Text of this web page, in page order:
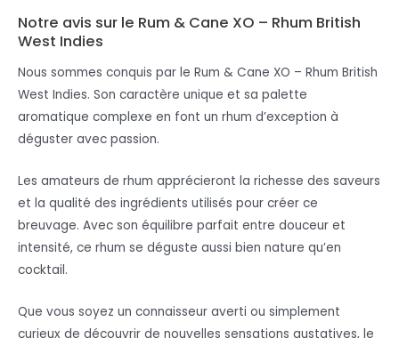
Notre avis sur le Rum & Cane XO – Rhum British
West Indies
Nous sommes conquis par le Rum & Cane XO – Rhum British
West Indies. Son caractère unique et sa palette
aromatique complexe en font un rhum d’exception à
déguster avec passion.
Les amateurs de rhum apprécieront la richesse des saveurs
et la qualité des ingrédients utilisés pour créer ce
breuvage. Avec son équilibre parfait entre douceur et
intensité, ce rhum se déguste aussi bien nature qu’en
cocktail.
Que vous soyez un connaisseur averti ou simplement
curieux de découvrir de nouvelles sensations gustatives, le